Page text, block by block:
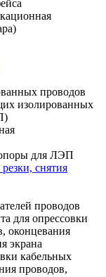
проводов
изолированных
для ЛЭП
снятия
проводов
для опрессовки
оконцевания
экрана
кабельных
проводов,